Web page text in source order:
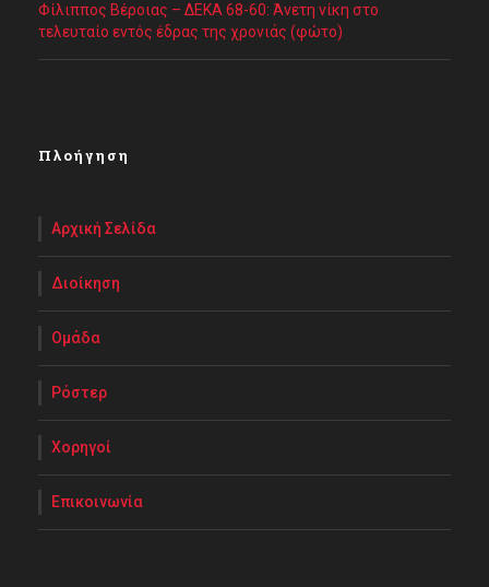
Φίλιππος Βέροιας – ΔΕΚΑ 68-60: Άνετη νίκη στο
τελευταίο εντός έδρας της χρονιάς (φώτο)
Πλοήγηση
Αρχική Σελίδα
Διοίκηση
Ομάδα
Ρόστερ
Χορηγοί
Επικοινωνία